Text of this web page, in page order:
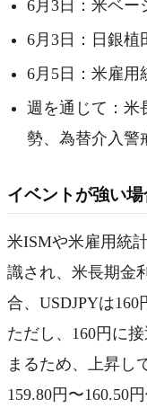
6月3日：米ベー
6月3日：日銀植
6月5日：米雇用
週を通じて：米
勢、為替介入警
イベントが強い
米ISMや米雇用統
識され、米長期金
合、USDJPYは160
ただし、160円に
まるため、上昇し
159.80円〜160.50